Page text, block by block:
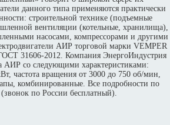
данного типа применяются практически
строительной технике (подъемные
вентиляции (котельные, хранилища),
насосами, компрессорами и другими
АИР торговой марки VEMPER
31606-2012. Компания ЭнергоИндустрия
АИР со следующими характеристиками:
частота вращения от 3000 до 750 об/мин,
комбинированные. Все подробности по
по России бесплатный).